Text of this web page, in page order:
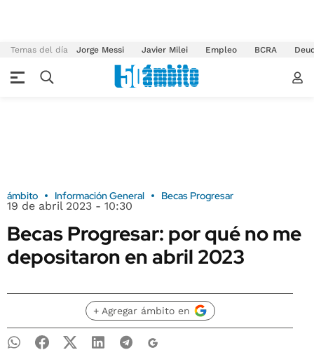
Temas del día Jorge Messi Javier Milei Empleo BCRA
ámbito Información General Becas Progresar
19 de abril 2023 - 10:30
Becas Progresar: por qué no me
depositaron en abril 2023
+ Agregar ámbito en